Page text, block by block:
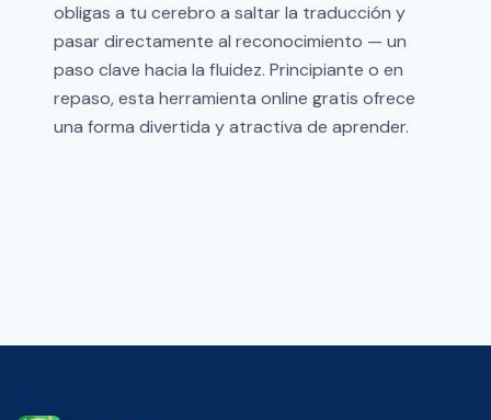
obligas a tu cerebro a saltar la traducción y
pasar directamente al reconocimiento — un
paso clave hacia la fluidez. Principiante o en
repaso, esta herramienta online gratis ofrece
una forma divertida y atractiva de aprender.